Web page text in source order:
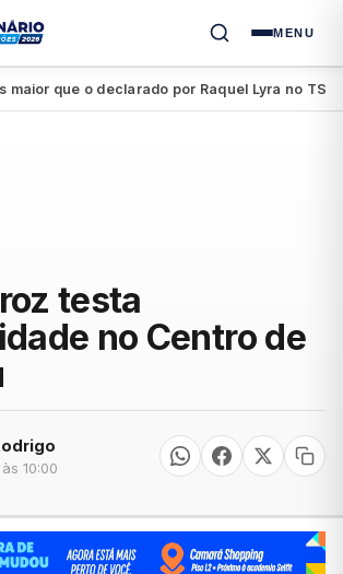
MENU
que o declarado por Raquel Lyra no TSE●
testa
no Centro de
10:00